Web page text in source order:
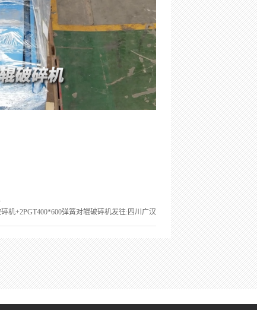
机+2PGT400*600弹簧对辊破碎机发往:四川广汉